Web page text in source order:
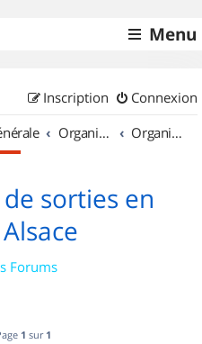
Menu
Connexion
Inscription
Organisation de sorties & Recherche de partenaires Organisation de sorties en région Alsace
sorties en
Forums
1 sur 1